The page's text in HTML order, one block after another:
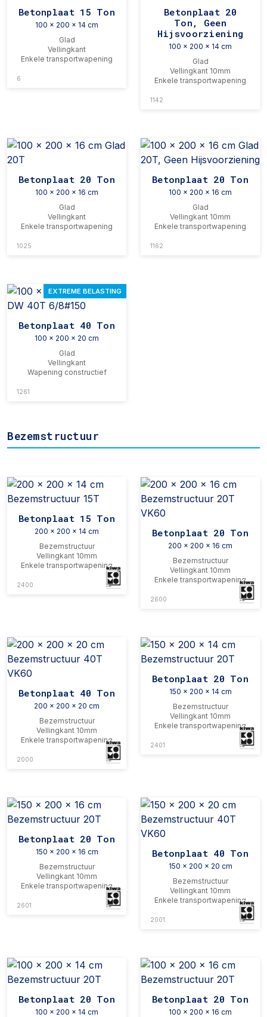
Betonplaat 15 Ton
100 x 200 x 14 cm
Glad
Vellingkant
Enkele transportwapening
6
Betonplaat 20
Ton, Geen
Hijsvoorziening
100 x 200 x 14 cm
Glad
Vellingkant 10mm
Enkele transportwapening
1142
Betonplaat 20 Ton
100 x 200 x 16 cm
Glad
Vellingkant
Enkele transportwapening
1025
Betonplaat 20 Ton
100 x 200 x 16 cm
Glad
Vellingkant 10mm
Enkele transportwapening
1162
EXTREME BELASTING
Betonplaat 40 Ton
100 x 200 x 20 cm
Glad
Vellingkant
Wapening constructief
1261
Bezemstructuur
Betonplaat 15 Ton
200 x 200 x 14 cm
Bezemstructuur
Vellingkant 10mm
Enkele transportwapening
2400
Betonplaat 20 Ton
200 x 200 x 16 cm
Bezemstructuur
Vellingkant 10mm
Enkele transportwapening
2600
Betonplaat 40 Ton
200 x 200 x 20 cm
Bezemstructuur
Vellingkant 10mm
Enkele transportwapening
2000
Betonplaat 20 Ton
150 x 200 x 14 cm
Bezemstructuur
Vellingkant 10mm
Enkele transportwapening
2401
Betonplaat 20 Ton
150 x 200 x 16 cm
Bezemstructuur
Vellingkant 10mm
Enkele transportwapening
2601
Betonplaat 40 Ton
150 x 200 x 20 cm
Bezemstructuur
Vellingkant 10mm
Enkele transportwapening
2001
Betonplaat 20 Ton
100 x 200 x 14 cm
Betonplaat 20 Ton
100 x 200 x 16 cm